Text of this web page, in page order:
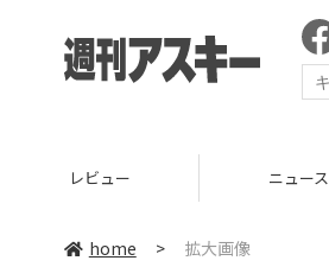
レビュー ニュース
home > 拡大画像